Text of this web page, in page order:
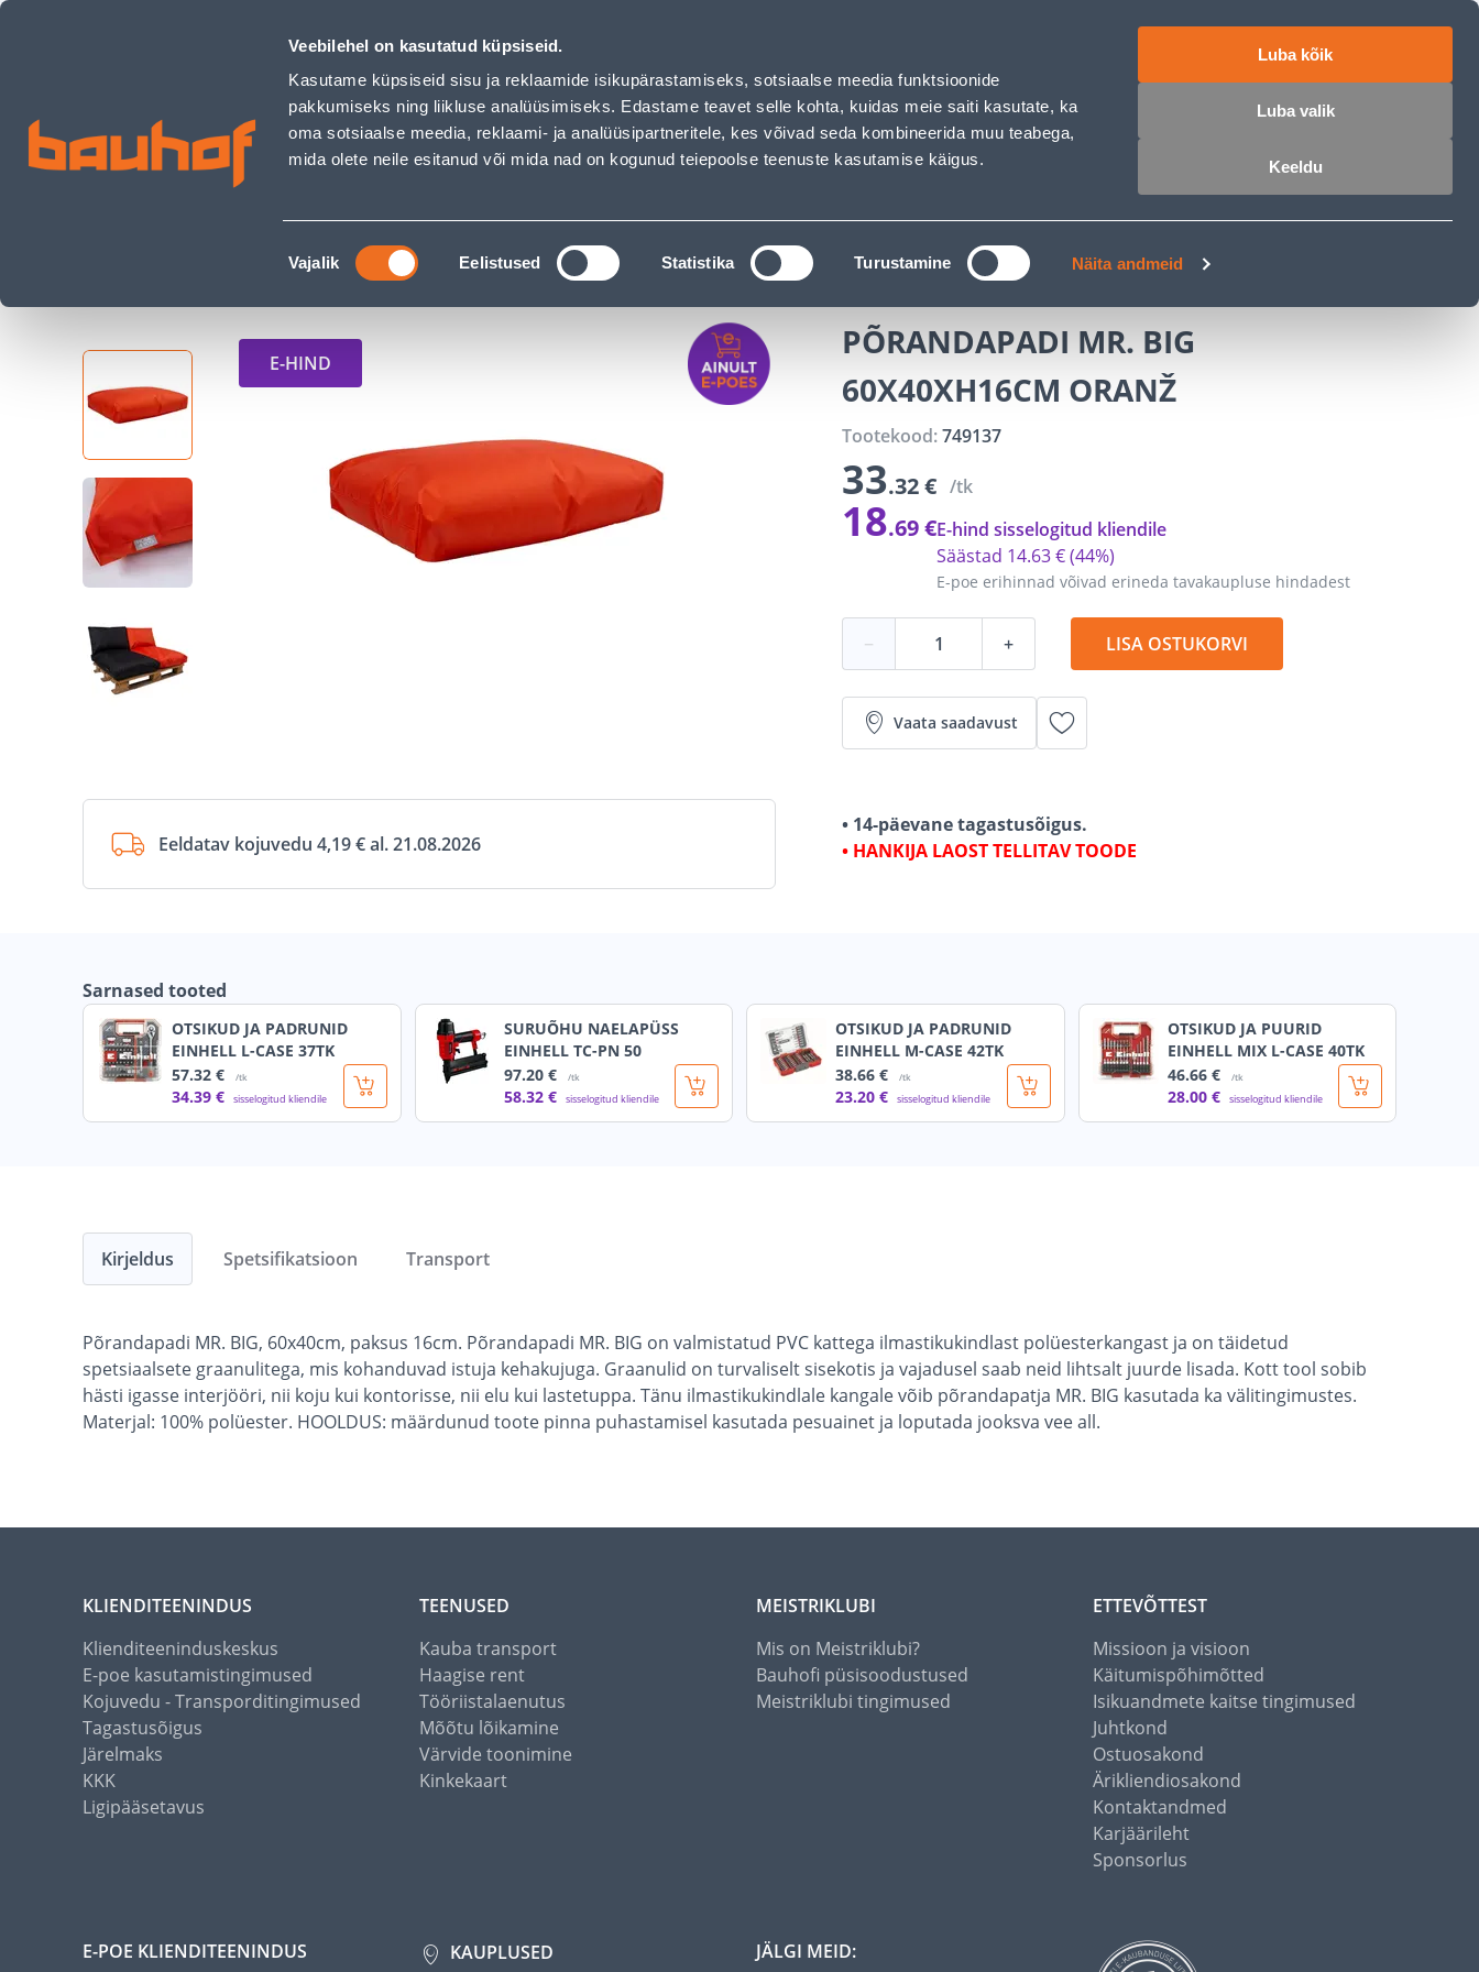
Veebilehel on kasutatud küpsiseid.
Kasutame küpsiseid sisu ja reklaamide isikupärastamiseks, sotsiaalse meedia funktsioonide
pakkumiseks ning liikluse analüüsimiseks. Edastame teavet selle kohta, kuidas meie saiti kasutate, ka
oma sotsiaalse meedia, reklaami- ja analüüsipartneritele, kes võivad seda kombineerida muu teabega,
mida olete neile esitanud või mida nad on kogunud teiepoolse teenuste kasutamise käigus.
Nõusoleku
valik
Vajalik Eelistused Statistika Turustamine Näita andmeid
Luba kõik
Luba valik
Keeldu
PÕRANDAPADI MR. BIG 60X40XH16CM ORANŽ - Bauhof has loaded ETRUEN
OTSI Logi sisse Ostukorv
TOOTED MEISTRIKLUBI BLOGI
Kodu ja sisustus Mööbel Pehme mööbel PÕRANDAPADI MR. BIG 60X40XH16CM ORANŽ
E-HIND
Eeldatav kojuvedu 4,19 € al. 21.08.2026
PÕRANDAPADI MR. BIG
60X40XH16CM ORANŽ
Tootekood:749137
33.32 € /tk
18.69 €
E-poe erihinnad võivad erineda tavakaupluse hindadest
Säästad 14.63 €(44%)
E-hind sisselogitud kliendile
− + LISA OSTUKORVI
Vaata saadavust
• 14-päevane tagastusõigus.
• HANKIJA LAOST TELLITAV TOODE
Sarnased tooted
OTSIKUD JA PADRUNID
EINHELL L-CASE 37TK
57.32 € /tk
34.39 € sisselogitud kliendile
SURUÕHU NAELAPÜSS
EINHELL TC-PN 50
97.20 € /tk
58.32 € sisselogitud kliendile
OTSIKUD JA PADRUNID
EINHELL M-CASE 42TK
38.66 € /tk
23.20 € sisselogitud kliendile
OTSIKUD JA PUURID
EINHELL MIX L-CASE 40TK
46.66 € /tk
28.00 € sisselogitud kliendile
Kirjeldus
Põrandapadi MR. BIG, 60x40cm, paksus 16cm. Põrandapadi MR. BIG on valmistatud PVC kattega ilmastikukindlast polüesterkangast ja on täidetud
spetsiaalsete graanulitega, mis kohanduvad istuja kehakujuga. Graanulid on turvaliselt sisekotis ja vajadusel saab neid lihtsalt juurde lisada. Kott tool sobib
hästi igasse interjööri, nii koju kui kontorisse, nii elu kui lastetuppa. Tänu ilmastikukindlale kangale võib põrandapatja MR. BIG kasutada ka välitingimustes.
Materjal: 100% polüester. HOOLDUS: määrdunud toote pinna puhastamisel kasutada pesuainet ja loputada jooksva vee all.
Spetsifikatsioon Transport
KLIENDITEENINDUS
Klienditeeninduskeskus
E-poe kasutamistingimused
Kojuvedu - Transporditingimused
Tagastusõigus
Järelmaks
KKK
Ligipääsetavus
TEENUSED
Kauba transport
Haagise rent
Tööriistalaenutus
Mõõtu lõikamine
Värvide toonimine
Kinkekaart
MEISTRIKLUBI
Mis on Meistriklubi?
Bauhofi püsisoodustused
Meistriklubi tingimused
ETTEVÕTTEST
Missioon ja visioon
Käitumispõhimõtted
Isikuandmete kaitse tingimused
Juhtkond
Ostuosakond
Ärikliendiosakond
Kontaktandmed
Karjäärileht
Sponsorlus
E-POE KLIENDITEENINDUS
KAUPLUSED
JÄLGI MEID: